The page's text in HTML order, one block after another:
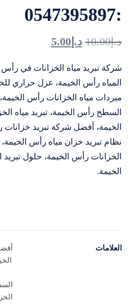
:0547395897
د.إ10.00 د.إ 5.00
شركة تبريد مياه الخزانات في رأس
المياه رأس الخيمة، عزل حراري
مبردات مياه الخزانات رأس
السطح رأس الخيمة، تبريد مياه
الخيمة، أفضل شركة تبريد
نظام تبريد خزان مياه رأس
الخزانات رأس الخيمة، حلول
الخيمة.
العلامات